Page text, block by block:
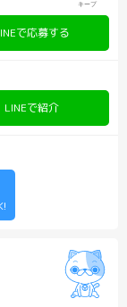
キープ
で応募する
LINEで紹介